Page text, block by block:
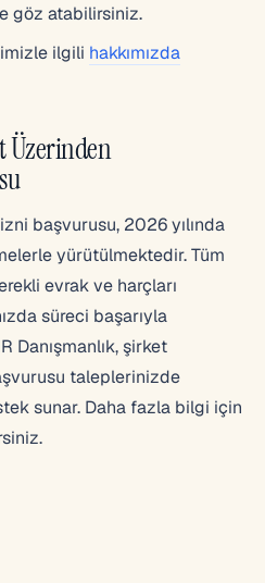
göz atabilirsiniz.
ilgili hakkımızda
Üzerinden
başvurusu, 2026 yılında
yürütülmektedir. Tüm
evrak ve harçları
süreci başarıyla
Danışmanlık, şirket
taleplerinizde
sunar. Daha fazla bilgi için